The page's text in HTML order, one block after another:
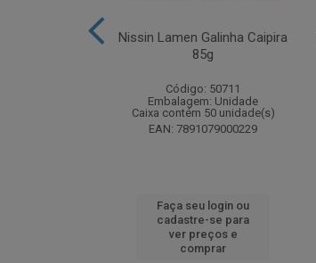
Nissin Lamen Galinha Caipira
85g
Código: 50711
Embalagem: Unidade
Caixa contém 50 unidade(s)
EAN: 7891079000229
Faça seu login ou
cadastre-se para
ver preços e
comprar